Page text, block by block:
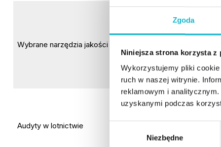
Zgoda
Niniejsza strona korzysta z
Wykorzystujemy pliki
ruch w naszej witrynie.
reklamowym i
uzyskanymi podczas
Niezbędne
Wybrane narzędzia jakości
Audyty w lotnictwie